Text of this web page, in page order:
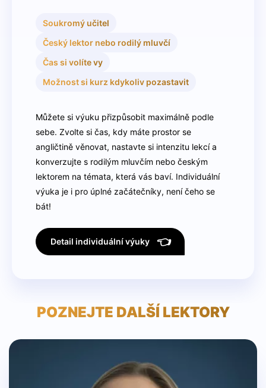
Soukromý učitel
Český lektor nebo rodilý mluvčí
Čas si volíte vy
Možnost si kurz kdykoliv pozastavit
Můžete si výuku přizpůsobit maximálně podle
sebe. Zvolte si čas, kdy máte prostor se
angličtině věnovat, nastavte si intenzitu lekcí a
konverzujte s rodilým mluvčím nebo českým
lektorem na témata, která vás baví. Individuální
výuka je i pro úplné začátečníky, není čeho se
bát!
Detail individuální výuky 👈
POZNEJTE DALŠÍ LEKTORY